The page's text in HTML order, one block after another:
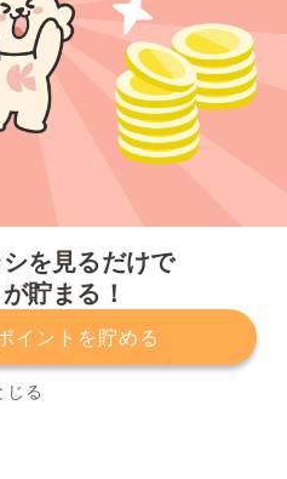
を見るだけで
貯まる！
イントを貯める
じる
利用規約
運営会社
わせ